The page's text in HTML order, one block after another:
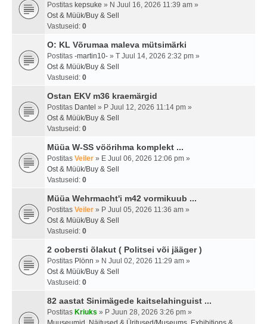
Postitas kepsuke » N Juul 16, 2026 11:39 am »
Ost & Müük/Buy & Sell
Vastuseid: 0
O: KL Võrumaa maleva mütsimärki
Postitas -martin10- » T Juul 14, 2026 2:32 pm »
Ost & Müük/Buy & Sell
Vastuseid: 0
Ostan EKV m36 kraemärgid
Postitas Dantel » P Juul 12, 2026 11:14 pm »
Ost & Müük/Buy & Sell
Vastuseid: 0
Müüa W-SS vöörihma komplekt ...
Postitas Veiler » E Juul 06, 2026 12:06 pm »
Ost & Müük/Buy & Sell
Vastuseid: 0
Müüa Wehrmacht'i m42 vormikuub ...
Postitas Veiler » P Juul 05, 2026 11:36 am »
Ost & Müük/Buy & Sell
Vastuseid: 0
2 oobersti õlakut ( Politsei või jääger )
Postitas Plönn » N Juul 02, 2026 11:29 am »
Ost & Müük/Buy & Sell
Vastuseid: 0
82 aastat Sinimägede kaitselahinguist ...
Postitas Kriuks » P Juun 28, 2026 3:26 pm »